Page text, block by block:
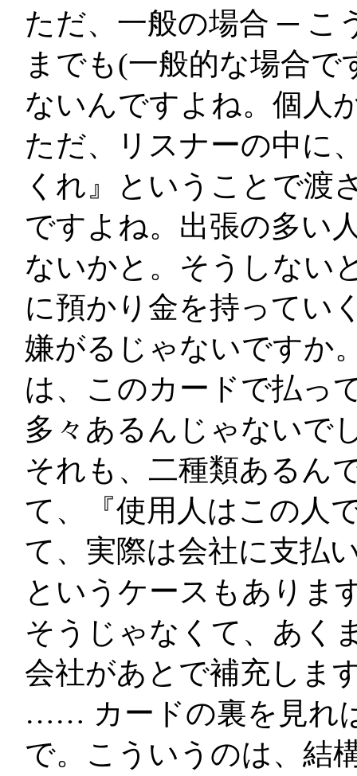
ただ、一般の場合 ─ こ
までも(一般的な場合
ないんですよね。個人
ただ、リスナーの中に
くれ』ということで渡
ですよね。出張の多い
ないかと。そうしない
に預かり金を持ってい
嫌がるじゃないですか
は、このカードで払っ
多々あるんじゃないで
それも、二種類あるん
て、『使用人はこの人
て、実際は会社に支払
というケースもありま
そうじゃなくて、あく
会社があとで補充しま
…… カードの裏を見れ
で。こういうのは、結